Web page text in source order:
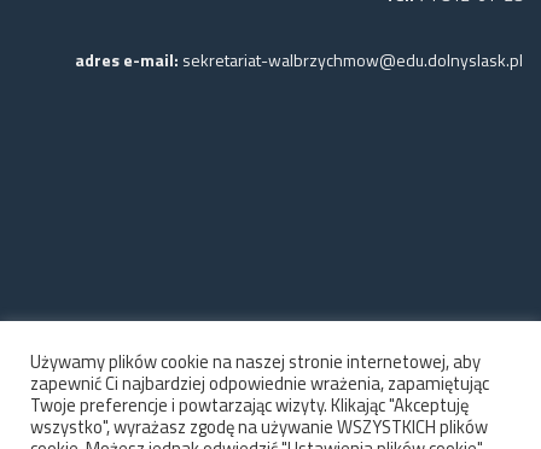
adres e-mail: sekretariat-walbrzychmow@edu.dolnyslask.pl
Używamy plików cookie na naszej stronie internetowej, aby
zapewnić Ci najbardziej odpowiednie wrażenia, zapamiętując
Twoje preferencje i powtarzając wizyty. Klikając "Akceptuję
wszystko", wyrażasz zgodę na używanie WSZYSTKICH plików